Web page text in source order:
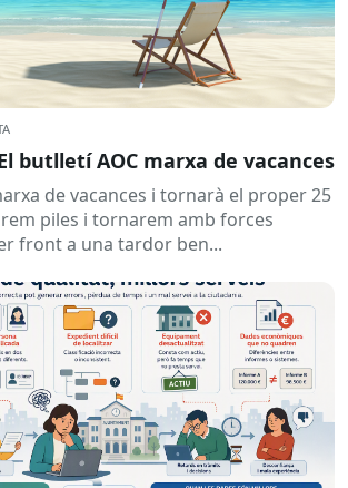
butlletí AOC marxa de vacances
de vacances i tornarà el proper 25
piles i tornarem amb forces
front a una tardor ben...